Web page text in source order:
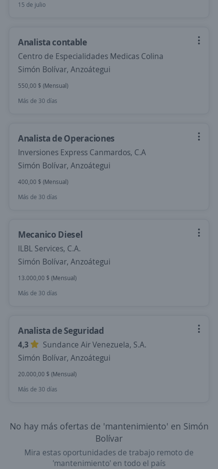
15 de julio
Analista contable
Centro de Especialidades Medicas Colina
Simón Bolívar, Anzoátegui
550,00 $ (Mensual)
Más de 30 días
Analista de Operaciones
Inversiones Express Canmardos, C.A
Simón Bolívar, Anzoátegui
400,00 $ (Mensual)
Más de 30 días
Mecanico Diesel
lLBL Services, C.A.
Simón Bolívar, Anzoátegui
13.000,00 $ (Mensual)
Más de 30 días
Analista de Seguridad
4,3
Sundance Air Venezuela, S.A.
Simón Bolívar, Anzoátegui
20.000,00 $ (Mensual)
Más de 30 días
No hay más ofertas de 'mantenimiento' en Simón
Bolívar
Mira estas oportunidades de trabajo remoto de
'mantenimiento' en todo el país